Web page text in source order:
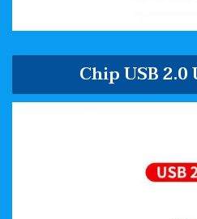
Chip USB 2.0